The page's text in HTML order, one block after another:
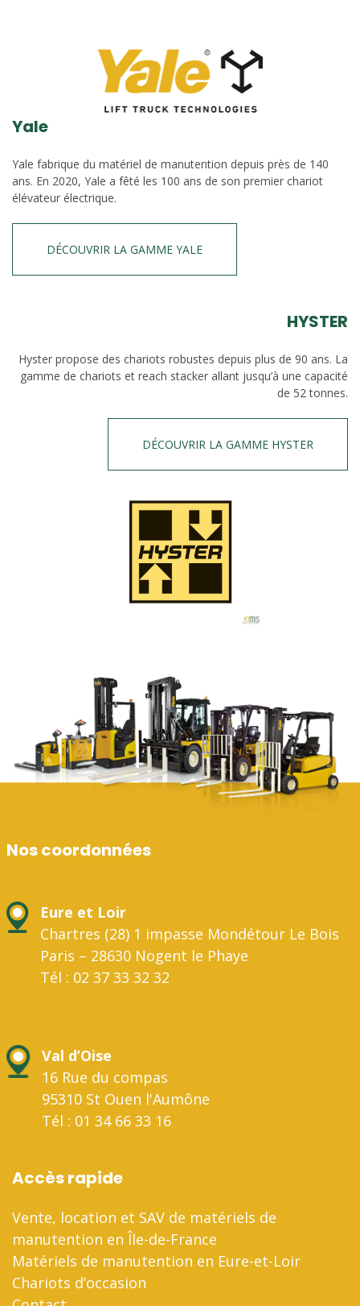
Yale
Yale fabrique du matériel de manutention depuis près de 140
ans. En 2020, Yale a fêté les 100 ans de son premier chariot
élévateur électrique.
DÉCOUVRIR LA GAMME YALE
HYSTER
Hyster propose des chariots robustes depuis plus de 90 ans. La
gamme de chariots et reach stacker allant jusqu’à une capacité
de 52 tonnes.
DÉCOUVRIR LA GAMME HYSTER
Nos coordonnées
Eure et Loir
Chartres (28) 1 impasse Mondétour Le Bois
Paris – 28630 Nogent le Phaye
Tél : 02 37 33 32 32
Val d’Oise
16 Rue du compas
95310 St Ouen l'Aumône
Tél : 01 34 66 33 16
Accès rapide
Vente, location et SAV de matériels de
manutention en Île-de-France
Matériels de manutention en Eure-et-Loir
Chariots d’occasion